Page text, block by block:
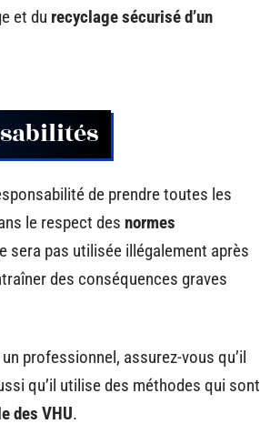
et du recyclage sécurisé d’un
de prendre toutes les
le respect des normes
sera pas utilisée illégalement après
des conséquences graves
professionnel, assurez-vous qu’il
qu’il utilise des méthodes qui sont
des VHU.